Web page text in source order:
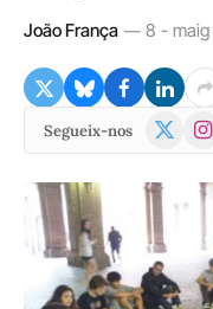
João França 8 - maig
Segueix-nos
X